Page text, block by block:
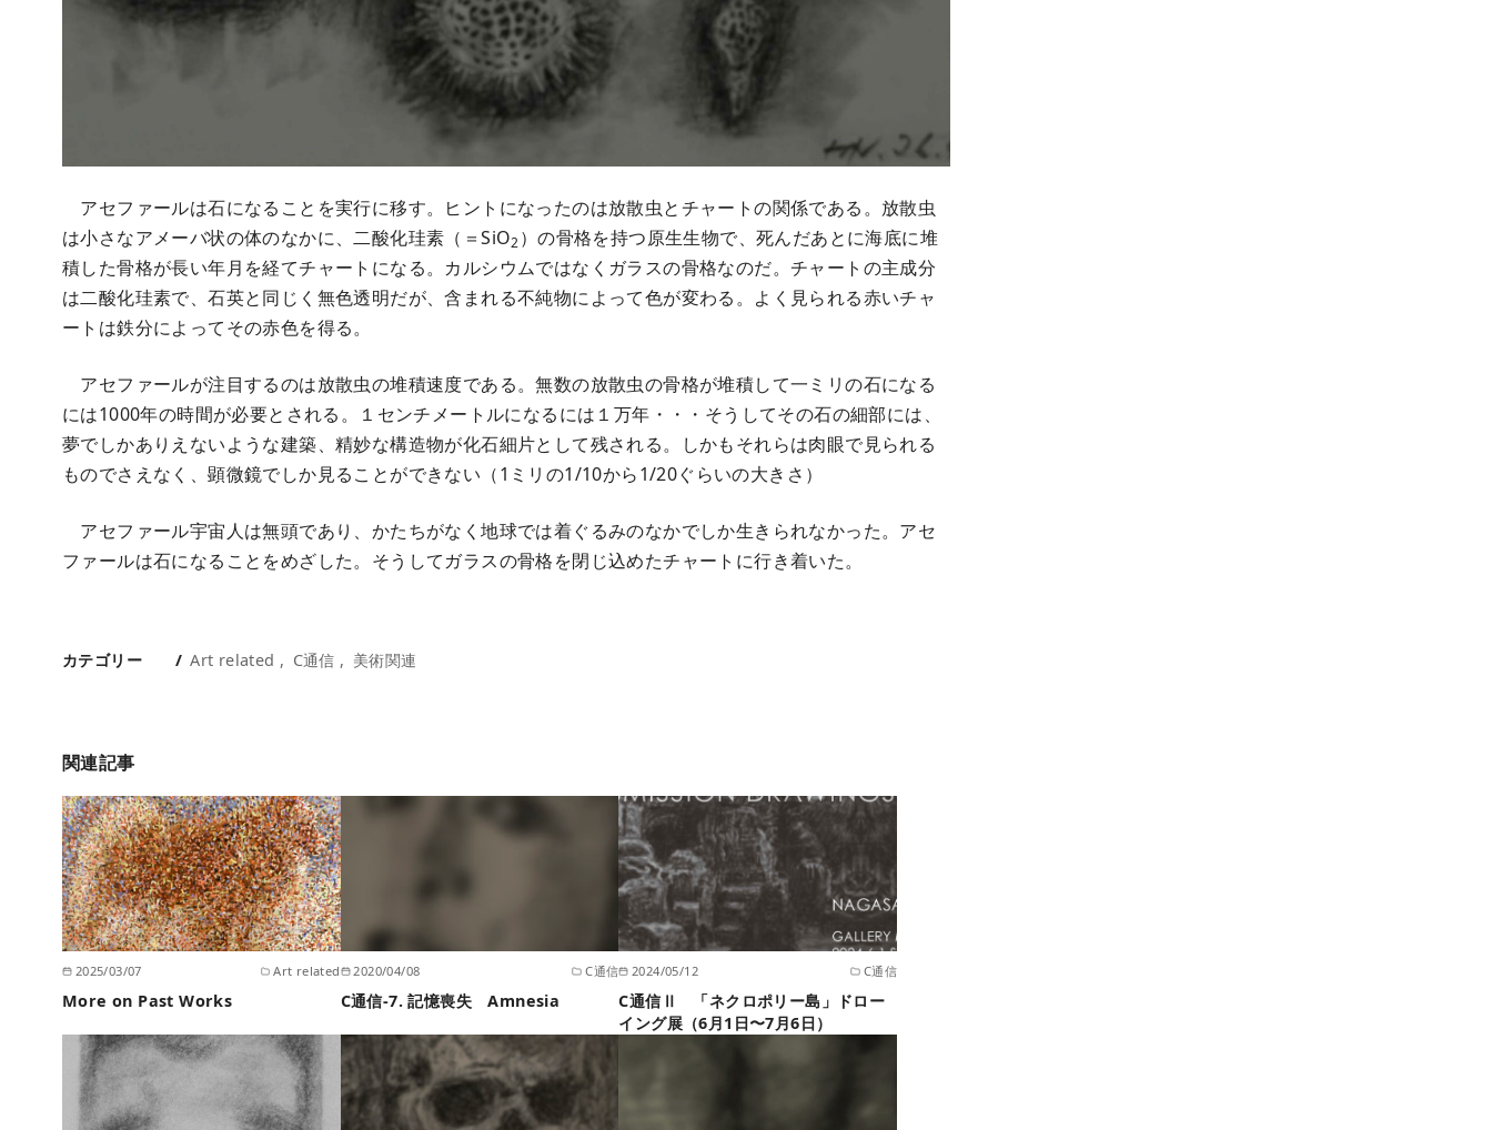
アセファールは石になることを実行に移す。ヒントになったのは放散虫とチャートの関係である。放散虫
は小さなアメーバ状の体のなかに、二酸化珪素（＝SiO2）の骨格を持つ原生生物で、死んだあとに海底に堆
積した骨格が長い年月を経てチャートになる。カルシウムではなくガラスの骨格なのだ。チャートの主成分
は二酸化珪素で、石英と同じく無色透明だが、含まれる不純物によって色が変わる。よく見られる赤いチャ
ートは鉄分によってその赤色を得る。
アセファールが注目するのは放散虫の堆積速度である。無数の放散虫の骨格が堆積して一ミリの石になる
には1000年の時間が必要とされる。１センチメートルになるには１万年・・・そうしてその石の細部には、
夢でしかありえないような建築、精妙な構造物が化石細片として残される。しかもそれらは肉眼で見られる
ものでさえなく、顕微鏡でしか見ることができない（1ミリの1/10から1/20ぐらいの大きさ）
アセファール宇宙人は無頭であり、かたちがなく地球では着ぐるみのなかでしか生きられなかった。アセ
ファールは石になることをめざした。そうしてガラスの骨格を閉じ込めたチャートに行き着いた。
カテゴリー Art related C通信 美術関連
関連記事
2025/03/07 Art related
More on Past Works
2020/04/08 C通信
C通信-7. 記憶喪失 Amnesia
2024/05/12 C通信
C通信Ⅱ 「ネクロポリー島」ドロー
イング展（6月1日〜7月6日）